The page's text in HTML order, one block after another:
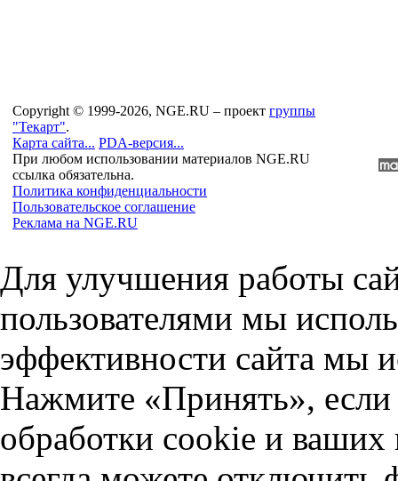
Copyright © 1999-2026, NGE.RU – проект группы
"Текарт".
Карта сайта... PDA-версия...
При любом использовании материалов NGE.RU
ссылка обязательна.
Политика конфиденциальности
Пользовательское соглашение
Реклама на NGE.RU
Для улучшения работы
пользователями мы
эффективности сайта мы
Нажмите «Принять», если
обработки cookie и